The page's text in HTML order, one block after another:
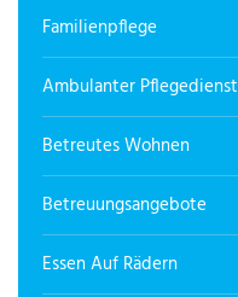
Familienpflege
Ambulanter Pflegedienst
Betreutes Wohnen
Betreuungsangebote
Essen Auf Rädern